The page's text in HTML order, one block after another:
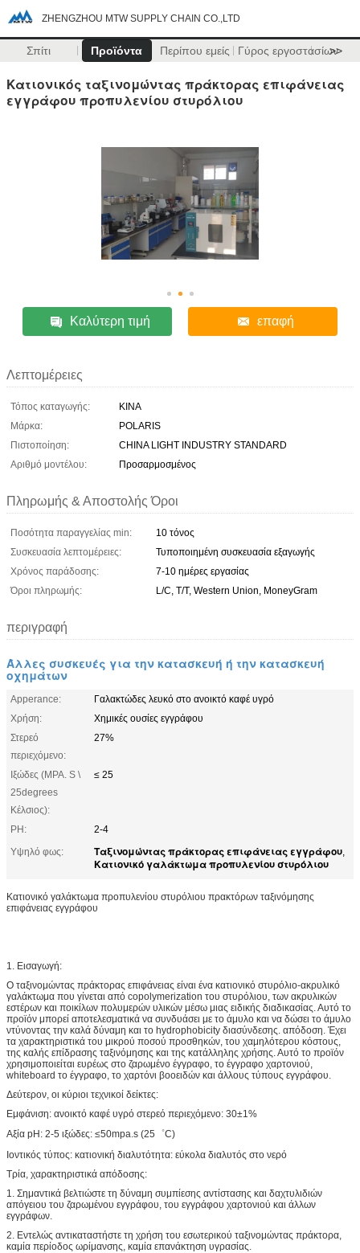
ZHENGZHOU MTW SUPPLY CHAIN CO.,LTD
Σπίτι Προϊόντα Περίπου εμείς Γύρος εργοστασίων
>>
Κατιονικός ταξινομώντας πράκτορας επιφάνειας
εγγράφου προπυλενίου στυρόλιου
Καλύτερη τιμή επαφή
Λεπτομέρειες
Τόπος καταγωγής:
ΚΙΝΑ
Μάρκα:
POLARIS
Πιστοποίηση:
CHINA LIGHT INDUSTRY STANDARD
Αριθμό μοντέλου:
Προσαρμοσμένος
Πληρωμής & Αποστολής Όροι
Ποσότητα παραγγελίας min:
10 τόνος
Συσκευασία λεπτομέρειες:
Τυποποιημένη συσκευασία εξαγωγής
Χρόνος παράδοσης:
7-10 ημέρες εργασίας
Όροι πληρωμής:
L/C, T/T, Western Union, MoneyGram
περιγραφή
Άλλες συσκευές για την κατασκευή ή την κατασκευή
οχημάτων
Apperance:
Γαλακτώδες λευκό στο ανοικτό καφέ υγρό
Χρήση:
Χημικές ουσίες εγγράφου
Στερεό
περιεχόμενο:
27%
Ιξώδες (MPA. S \
25degrees
Κέλσιος):
≤ 25
PH:
2-4
Υψηλό φως:
Ταξινομώντας πράκτορας επιφάνειας εγγράφου,
Κατιονικό γαλάκτωμα προπυλενίου στυρόλιου
Κατιονικό γαλάκτωμα προπυλενίου στυρόλιου πρακτόρων ταξινόμησης
επιφάνειας εγγράφου
1. Εισαγωγή:
Ο ταξινομώντας πράκτορας επιφάνειας είναι ένα κατιονικό στυρόλιο-ακρυλικό
γαλάκτωμα που γίνεται από copolymerization του στυρόλιου, των ακρυλικών
εστέρων και ποικίλων πολυμερών υλικών μέσω μιας ειδικής διαδικασίας. Αυτό το
προϊόν μπορεί αποτελεσματικά να συνδυάσει με το άμυλο και να δώσει το άμυλο
ντύνοντας την καλά δύναμη και το hydrophobicity διασύνδεσης. απόδοση. Έχει
τα χαρακτηριστικά του μικρού ποσού προσθηκών, του χαμηλότερου κόστους,
της καλής επίδρασης ταξινόμησης και της κατάλληλης χρήσης. Αυτό το προϊόν
χρησιμοποιείται ευρέως στο ζαρωμένο έγγραφο, το έγγραφο χαρτονιού,
whiteboard το έγγραφο, το χαρτόνι βοοειδών και άλλους τύπους εγγράφου.
Δεύτερον, οι κύριοι τεχνικοί δείκτες:
Εμφάνιση: ανοικτό καφέ υγρό στερεό περιεχόμενο: 30±1%
Αξία pH: 2-5 ιξώδες: ≤50mpa.s (25゜C)
Ιοντικός τύπος: κατιονική διαλυτότητα: εύκολα διαλυτός στο νερό
Τρία, χαρακτηριστικά απόδοσης:
1. Σημαντικά βελτιώστε τη δύναμη συμπίεσης αντίστασης και δαχτυλιδιών
απόγειου του ζαρωμένου εγγράφου, του εγγράφου χαρτονιού και άλλων
εγγράφων.
2. Εντελώς αντικαταστήστε τη χρήση του εσωτερικού ταξινομώντας πράκτορα,
καμία περίοδος ωρίμανσης, καμία επανάκτηση υγρασίας.